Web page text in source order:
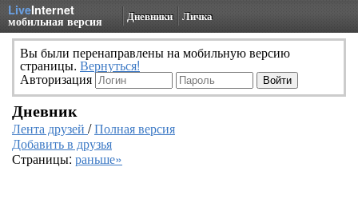
LiveInternet
мобильная версия Дневники Личка
Вы были перенаправлены на мобильную версию
страницы. Вернуться!
Авторизация
Дневник
Лента друзей /Полная версия
Добавить в друзья
Страницы: раньше»